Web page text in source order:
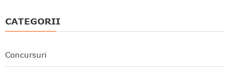
CATEGORII
Concursuri